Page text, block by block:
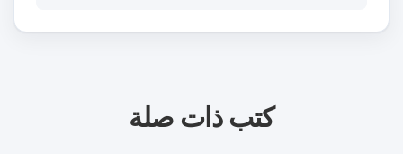
كتب ذات صلة